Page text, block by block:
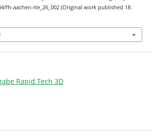
fh-aachen-rte_26_002 (Original work published 18.
Rapid.Tech 3D